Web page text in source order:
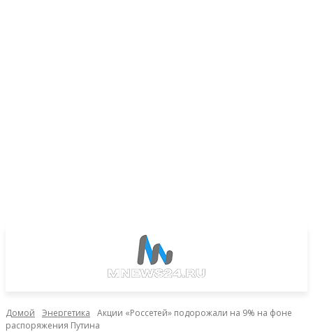
Домой Энергетика
Акции «Россетей» подорожали на 9% на фоне
распоряжения Путина